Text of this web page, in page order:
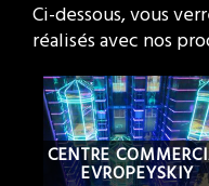
Ci-dessous, vous
réalisés avec nos
CENTRE
EVROPEYSKIY